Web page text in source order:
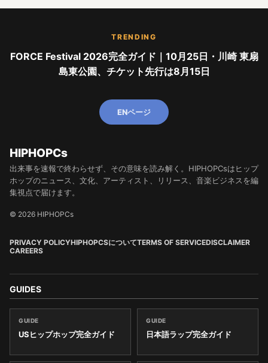
TRENDING
FORCE Festival 2026完全ガイド｜10月25日・川崎 東扇
島東公園、チケット先行は8月15日
ENページ
HIPHOPCs
出来事を速報で終わらせず、その意味を読み解く。HIPHOPCsはヒップ
ホップのニュース、文化、アーティスト、リリース、音楽ビジネスを編
集視点で届けます。
© 2026 HIPHOPCs
PRIVACY POLICYHIPHOPCSについてTERMS OF SERVICEDISCLAIMER
CAREERS
GUIDES
GUIDE
USヒップホップ完全ガイド
GUIDE
日本語ラップ完全ガイド